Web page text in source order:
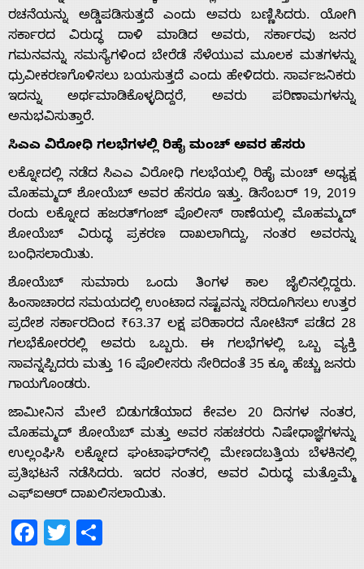
ರಚನೆಯನ್ನು ಅಡ್ಡಿಪಡಿಸುತ್ತದೆ ಎಂದು ಅವರು ಬಣ್ಣಿಸಿದರು. ಯೋಗಿ
ಸರ್ಕಾರದ ವಿರುದ್ಧ ದಾಳಿ ಮಾಡಿದ ಅವರು, ಸರ್ಕಾರವು ಜನರ
ಗಮನವನ್ನು ಸಮಸ್ಯೆಗಳಿಂದ ಬೇರೆಡೆ ಸೆಳೆಯುವ ಮೂಲಕ ಮತಗಳನ್ನು
ಧ್ರುವೀಕರಣಗೊಳಿಸಲು ಬಯಸುತ್ತದೆ ಎಂದು ಹೇಳಿದರು. ಸಾರ್ವಜನಿಕರು
ಇದನ್ನು ಅರ್ಥಮಾಡಿಕೊಳ್ಳದಿದ್ದರೆ, ಅವರು ಪರಿಣಾಮಗಳನ್ನು
ಅನುಭವಿಸುತ್ತಾರೆ.
ಸಿಎಎ ವಿರೋಧಿ ಗಲಭೆಗಳಲ್ಲಿ ರಿಹೈ ಮಂಚ್ ಅವರ ಹೆಸರು
ಲಕ್ನೋದಲ್ಲಿ ನಡೆದ ಸಿಎಎ ವಿರೋಧಿ ಗಲಭೆಯಲ್ಲಿ ರಿಹೈ ಮಂಚ್ ಅಧ್ಯಕ್ಷ
ಮೊಹಮ್ಮದ್ ಶೋಯೆಬ್ ಅವರ ಹೆಸರೂ ಇತ್ತು. ಡಿಸೆಂಬರ್ 19, 2019
ರಂದು ಲಕ್ನೋದ ಹಜರತ್‌ಗಂಜ್ ಪೊಲೀಸ್ ಠಾಣೆಯಲ್ಲಿ ಮೊಹಮ್ಮದ್
ಶೋಯೆಬ್ ವಿರುದ್ಧ ಪ್ರಕರಣ ದಾಖಲಾಗಿದ್ದು, ನಂತರ ಅವರನ್ನು
ಬಂಧಿಸಲಾಯಿತು.
ಶೋಯೆಬ್ ಸುಮಾರು ಒಂದು ತಿಂಗಳ ಕಾಲ ಜೈಲಿನಲ್ಲಿದ್ದರು.
ಹಿಂಸಾಚಾರದ ಸಮಯದಲ್ಲಿ ಉಂಟಾದ ನಷ್ಟವನ್ನು ಸರಿದೂಗಿಸಲು ಉತ್ತರ
ಪ್ರದೇಶ ಸರ್ಕಾರದಿಂದ ₹63.37 ಲಕ್ಷ ಪರಿಹಾರದ ನೋಟಿಸ್ ಪಡೆದ 28
ಗಲಭೆಕೋರರಲ್ಲಿ ಅವರು ಒಬ್ಬರು. ಈ ಗಲಭೆಗಳಲ್ಲಿ ಒಬ್ಬ ವ್ಯಕ್ತಿ
ಸಾವನ್ನಪ್ಪಿದರು ಮತ್ತು 16 ಪೊಲೀಸರು ಸೇರಿದಂತೆ 35 ಕ್ಕೂ ಹೆಚ್ಚು ಜನರು
ಗಾಯಗೊಂಡರು.
ಜಾಮೀನಿನ ಮೇಲೆ ಬಿಡುಗಡೆಯಾದ ಕೇವಲ 20 ದಿನಗಳ ನಂತರ,
ಮೊಹಮ್ಮದ್ ಶೋಯೆಬ್ ಮತ್ತು ಅವರ ಸಹಚರರು ನಿಷೇಧಾಜ್ಞೆಗಳನ್ನು
ಉಲ್ಲಂಘಿಸಿ ಲಕ್ನೋದ ಘಂಟಾಘರ್‌ನಲ್ಲಿ ಮೇಣದಬತ್ತಿಯ ಬೆಳಕಿನಲ್ಲಿ
ಪ್ರತಿಭಟನೆ ನಡೆಸಿದರು. ಇದರ ನಂತರ, ಅವರ ವಿರುದ್ಧ ಮತ್ತೊಮ್ಮೆ
ಎಫ್‌ಐಆರ್ ದಾಖಲಿಸಲಾಯಿತು.
Facebook
Twitter